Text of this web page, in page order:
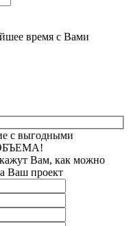
время с Вами
с выгодными
Вам, как можно
Ваш проект